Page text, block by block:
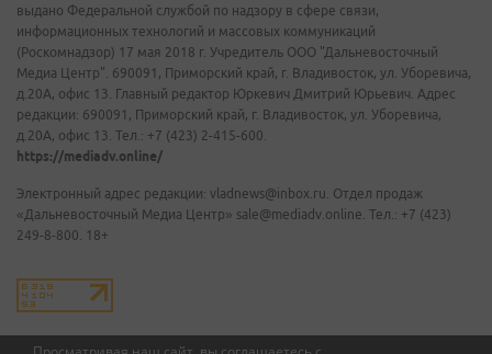
выдано Федеральной службой по надзору в сфере связи,
информационных технологий и массовых коммуникаций
(Роскомнадзор) 17 мая 2018 г. Учредитель ООО "Дальневосточный
Медиа Центр". 690091, Приморский край, г. Владивосток, ул. Уборевича,
д.20А, офис 13. Главный редактор Юркевич Дмитрий Юрьевич. Адрес
редакции: 690091, Приморский край, г. Владивосток, ул. Уборевича,
д.20А, офис 13. Тел.: +7 (423) 2-415-600.
https://mediadv.online/
Электронный адрес редакции: vladnews@inbox.ru. Отдел продаж
«Дальневосточный Медиа Центр» sale@mediadv.online. Тел.: +7 (423)
249-8-800. 18+